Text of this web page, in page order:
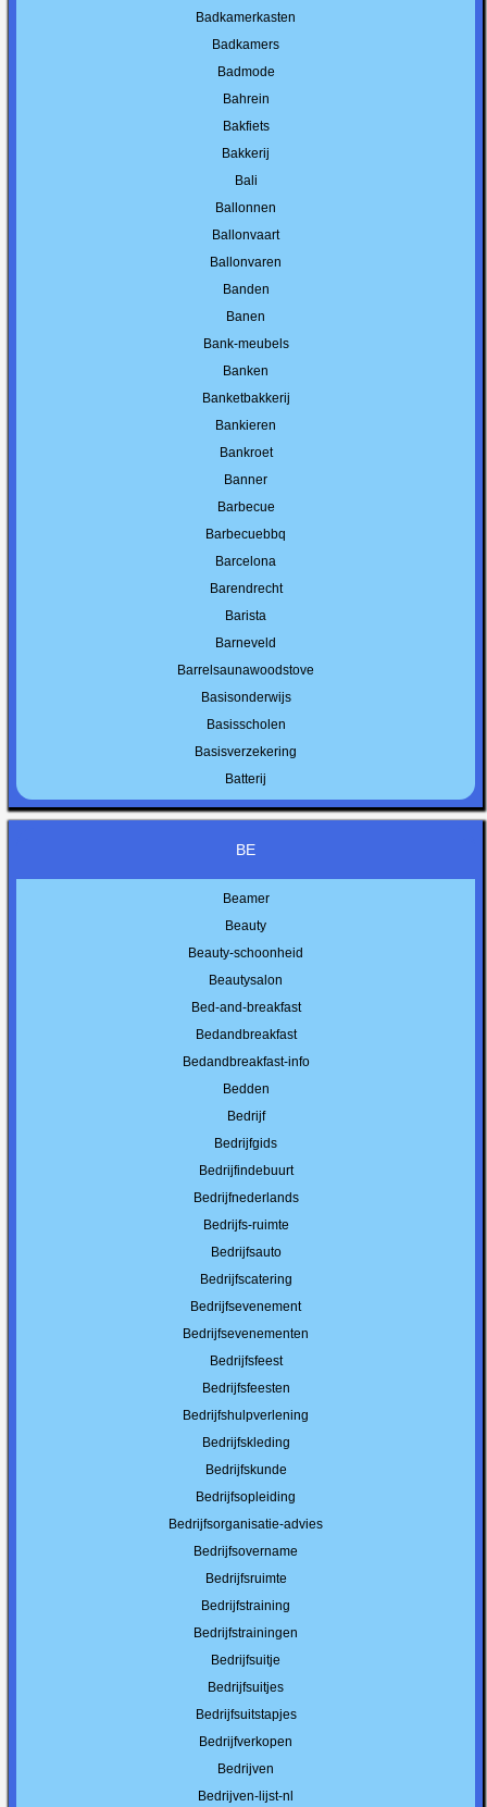
Badkamerkasten
Badkamers
Badmode
Bahrein
Bakfiets
Bakkerij
Bali
Ballonnen
Ballonvaart
Ballonvaren
Banden
Banen
Bank-meubels
Banken
Banketbakkerij
Bankieren
Bankroet
Banner
Barbecue
Barbecuebbq
Barcelona
Barendrecht
Barista
Barneveld
Barrelsaunawoodstove
Basisonderwijs
Basisscholen
Basisverzekering
Batterij
BE
Beamer
Beauty
Beauty-schoonheid
Beautysalon
Bed-and-breakfast
Bedandbreakfast
Bedandbreakfast-info
Bedden
Bedrijf
Bedrijfgids
Bedrijfindebuurt
Bedrijfnederlands
Bedrijfs-ruimte
Bedrijfsauto
Bedrijfscatering
Bedrijfsevenement
Bedrijfsevenementen
Bedrijfsfeest
Bedrijfsfeesten
Bedrijfshulpverlening
Bedrijfskleding
Bedrijfskunde
Bedrijfsopleiding
Bedrijfsorganisatie-advies
Bedrijfsovername
Bedrijfsruimte
Bedrijfstraining
Bedrijfstrainingen
Bedrijfsuitje
Bedrijfsuitjes
Bedrijfsuitstapjes
Bedrijfverkopen
Bedrijven
Bedrijven-lijst-nl